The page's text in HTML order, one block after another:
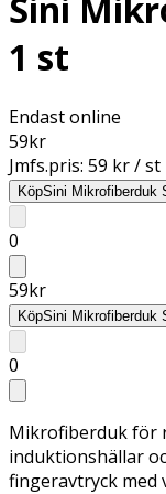
1 st
Endast online
59kr
Jmfs.pris: 59 kr / st
KöpSini Mikrofiberduk
0
59kr
KöpSini Mikrofiberduk
0
Mikrofiberduk för
induktionshällar
fingeravtryck med